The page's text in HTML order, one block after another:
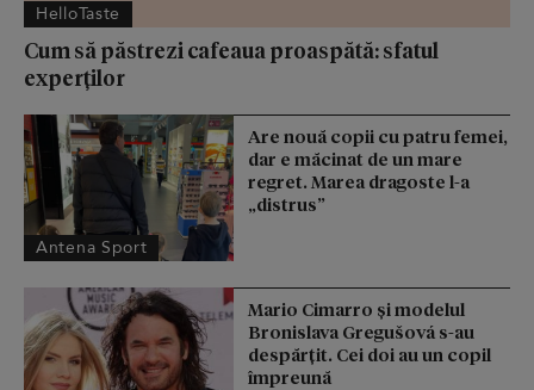
HelloTaste
Cum să păstrezi cafeaua proaspătă: sfatul
experților
Antena Sport
Are nouă copii cu patru femei,
dar e măcinat de un mare
regret. Marea dragoste l-a
„distrus”
Mario Cimarro și modelul
Bronislava Gregušová s-au
despărțit. Cei doi au un copil
împreună